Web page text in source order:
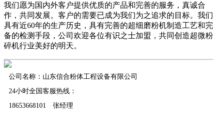
我们愿为国内外客户提供优质的产品和完善的服务，真诚合
作，共同发展。客户的需要已成为我们为之追求的目标。我们
具有近60年的生产历史，具有完善的超细磨粉机制造工艺和完
备的检测手段，公司欢迎各位有识之士加盟，共同创造超微粉
碎机行业美好的明天。
公司名称：山东信合粉体工程设备有限公司
24小时全国客服热线：
18653668101 张经理